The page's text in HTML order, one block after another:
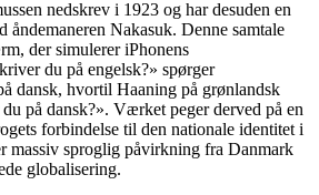
nedskrev i 1923 og har desuden en
åndemaneren Nakasuk. Denne samtale
der simulerer iPhonens
du på engelsk?» spørger
dansk, hvortil Haaning på grønlandsk
på dansk?». Værket peger derved på en
forbindelse til den nationale identitet i
massiv sproglig påvirkning fra Danmark
globalisering.